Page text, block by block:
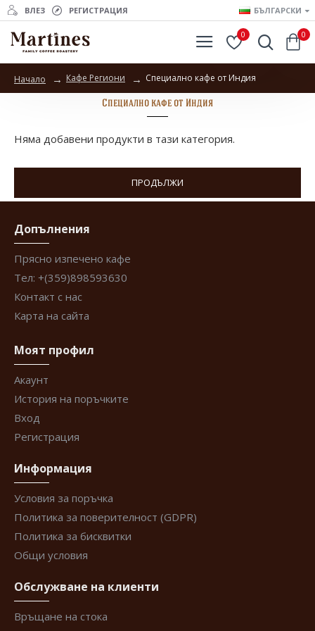
ВЛЕЗ РЕГИСТРАЦИЯ БЪЛГАРСКИ
0 0
Начало Кафе Региони Специално кафе от Индия
Специално кафе от Индия
Няма добавени продукти в тази категория.
ПРОДЪЛЖИ
Допълнения
Прясно изпечено кафе
Тел: +(359)898593630
Контакт с нас
Карта на сайта
Моят профил
Акаунт
История на поръчките
Вход
Регистрация
Информация
Условия за поръчка
Политика за поверителност (GDPR)
Политика за бисквитки
Общи условия
Обслужване на клиенти
Връщане на стока